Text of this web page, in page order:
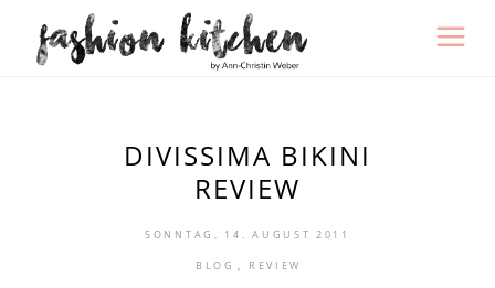
DIVISSIMA BIKINI
REVIEW
SONNTAG, 14. AUGUST 2011
BLOG , REVIEW